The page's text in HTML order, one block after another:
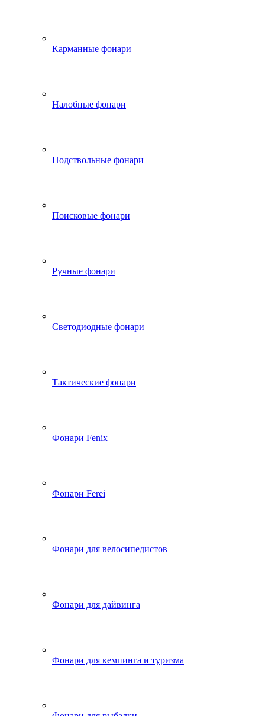
Карманные фонари
Налобные фонари
Подствольные фонари
Поисковые фонари
Ручные фонари
Светодиодные фонари
Тактические фонари
Фонари Fenix
Фонари Ferei
Фонари для велосипедистов
Фонари для дайвинга
Фонари для кемпинга и туризма